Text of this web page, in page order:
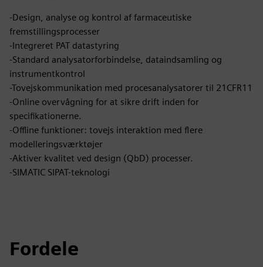
-Design, analyse og kontrol af farmaceutiske
fremstillingsprocesser
-Integreret PAT datastyring
-Standard analysatorforbindelse, dataindsamling og
instrumentkontrol
-Tovejskommunikation med procesanalysatorer til 21CFR11
-Online overvågning for at sikre drift inden for
specifikationerne.
-Offline funktioner: tovejs interaktion med flere
modelleringsværktøjer
-Aktiver kvalitet ved design (QbD) processer.
-SIMATIC SIPAT-teknologi
Fordele